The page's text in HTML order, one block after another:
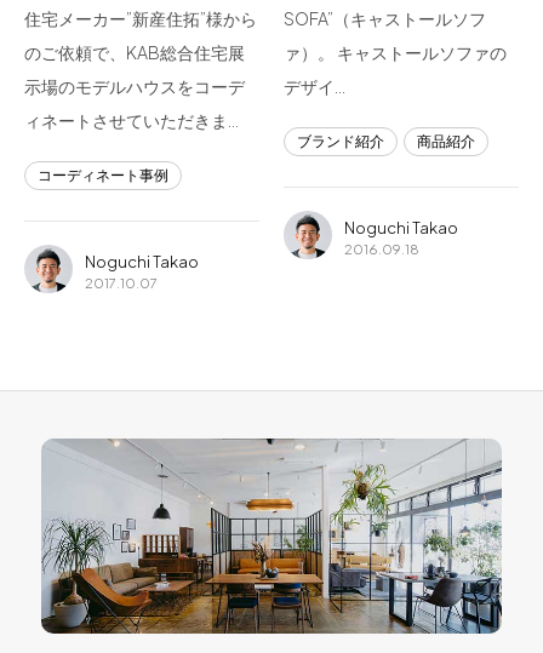
Arv
0965-45-9282
住宅メーカー”新産住拓”様から
のご依頼で、KAB総合住宅展
示場のモデルハウスをコーデ
ィネートさせていただきま…
コーディネート事例
Noguchi Takao
2017.10.07
SOFA”（キャストールソフ
ァ）。 キャストールソファの
デザイ…
ブランド紹介 商品紹介
Noguchi Takao
2016.09.18